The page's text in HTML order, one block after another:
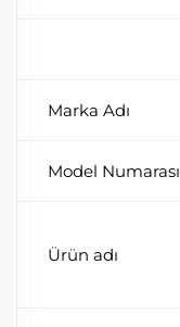
Marka Adı
Model Numarası
Ürün adı